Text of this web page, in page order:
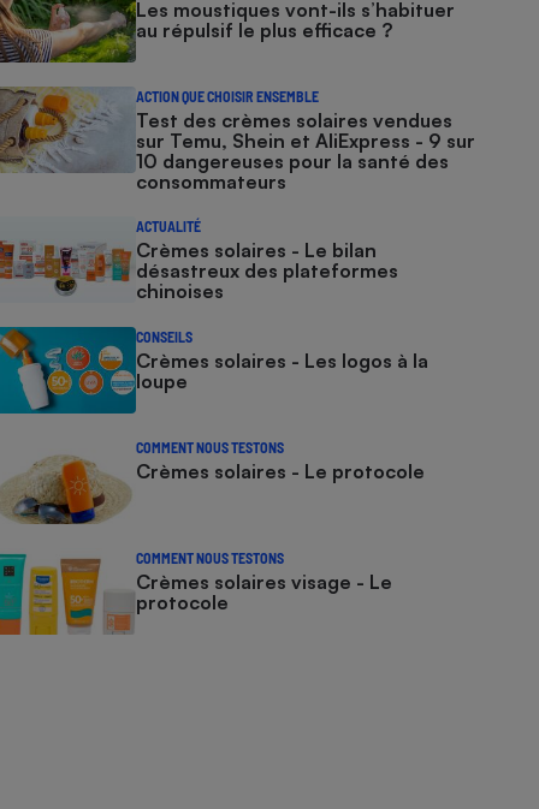
Les moustiques vont-ils s’habituer
au répulsif le plus efficace ?
ACTION QUE CHOISIR ENSEMBLE
Test des crèmes solaires vendues
sur Temu, Shein et AliExpress - 9 sur
10 dangereuses pour la santé des
consommateurs
ACTUALITÉ
Crèmes solaires - Le bilan
désastreux des plateformes
chinoises
CONSEILS
Crèmes solaires - Les logos à la
loupe
COMMENT NOUS TESTONS
Crèmes solaires - Le protocole
COMMENT NOUS TESTONS
Crèmes solaires visage - Le
protocole